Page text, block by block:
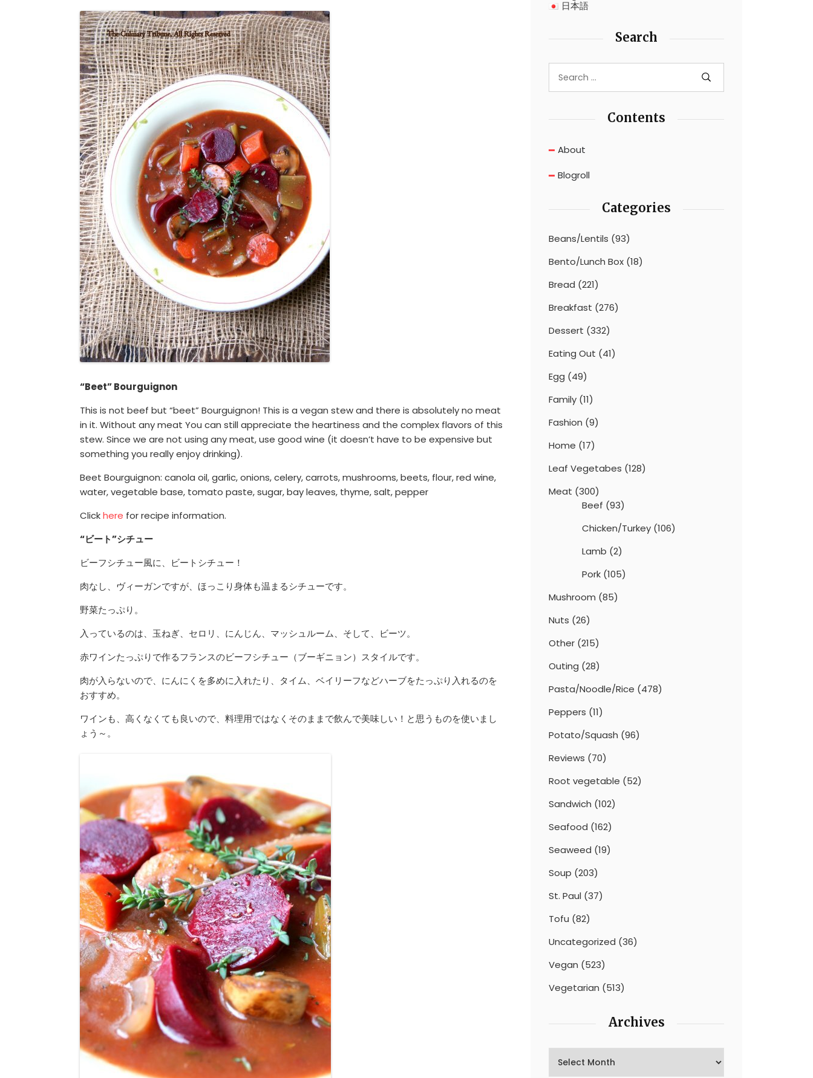
“Beet” Bourguignon
This is not beef but “beet” Bourguignon! This is a vegan stew and there is absolutely no meat
in it. Without any meat You can still appreciate the heartiness and the complex flavors of this
stew. Since we are not using any meat, use good wine (it doesn’t have to be expensive but
something you really enjoy drinking).
Beet Bourguignon: canola oil, garlic, onions, celery, carrots, mushrooms, beets, flour, red wine,
water, vegetable base, tomato paste, sugar, bay leaves, thyme, salt, pepper
Clickhere for recipe information.
“ビート”シチュー
ビーフシチュー風に、ビートシチュー！
肉なし、ヴィーガンですが、ほっこり身体も温まるシチューです。
野菜たっぷり。
入っているのは、玉ねぎ、セロリ、にんじん、マッシュルーム、そして、ビーツ。
赤ワインたっぷりで作るフランスのビーフシチュー（ブーギニョン）スタイルです。
肉が入らないので、にんにくを多めに入れたり、タイム、ベイリーフなどハーブをたっぷり入れるのを
おすすめ。
ワインも、高くなくても良いので、料理用ではなくそのままで飲んで美味しい！と思うものを使いまし
ょう～。
日本語
Search
Contents
About
Blogroll
Categories
Beans/Lentils (93)
Bento/Lunch Box (18)
Bread (221)
Breakfast (276)
Dessert (332)
Eating Out (41)
Egg (49)
Family (11)
Fashion (9)
Home (17)
Leaf Vegetabes (128)
Meat (300)
Beef (93)
Chicken/Turkey (106)
Lamb (2)
Pork (105)
Mushroom (85)
Nuts (26)
Other (215)
Outing (28)
Pasta/Noodle/Rice (478)
Peppers (11)
Potato/Squash (96)
Reviews (70)
Root vegetable (52)
Sandwich (102)
Seafood (162)
Seaweed (19)
Soup (203)
St. Paul (37)
Tofu (82)
Uncategorized (36)
Vegan (523)
Vegetarian (513)
Archives